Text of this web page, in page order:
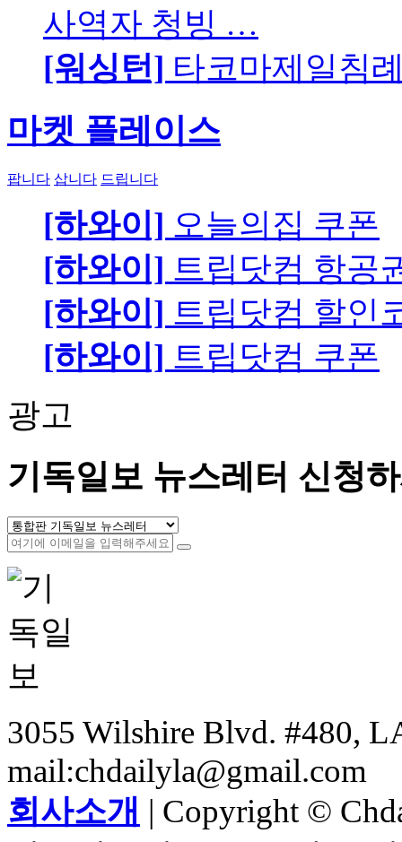
사역자 청빙 …
[워싱턴] 타코마제일침
마켓 플레이스
팝니다 삽니다 드립니다
[하와이] 오늘의집 쿠폰
[하와이] 트립닷컴 항공
[하와이] 트립닷컴 할인
[하와이] 트립닷컴 쿠폰
광고
기독일보 뉴스레터 신청
3055 Wilshire Blvd. #480,
mail:chdailyla@gmail.com
회사소개 | Copyright ©